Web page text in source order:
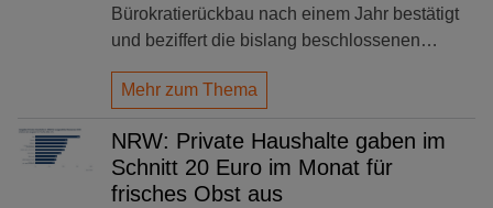
Bürokratierückbau nach einem Jahr bestätigt
und beziffert die bislang beschlossenen…
Mehr zum Thema
NRW: Private Haushalte gaben im
Schnitt 20 Euro im Monat für
frisches Obst aus